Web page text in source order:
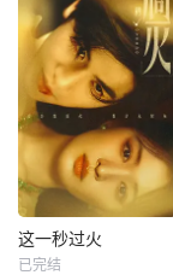
这一秒过火
已完结